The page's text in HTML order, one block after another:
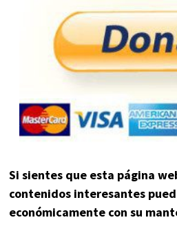
Si sientes que esta página
contenidos interesantes
económicamente con su